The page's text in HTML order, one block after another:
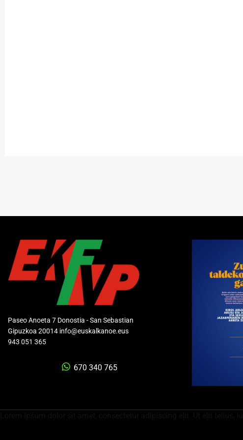
Paseo Anoeta 7 Donostia - San Sebastian
Gipuzkoa 20014 info@euskalkanoe.eus
943 051 365
670 340 765